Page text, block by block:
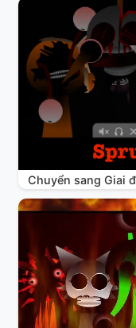
Chuyển sang Giai